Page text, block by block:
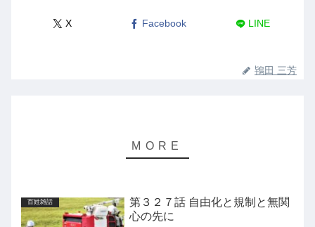
X Facebook LINE
鴇田 三芳
百姓雑話
第３２７話 自由化と規制と無関
心の先に